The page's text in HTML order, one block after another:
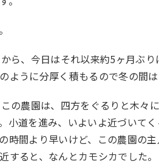
ら、今日はそれ以来約5ヶ月ぶり
うに分厚く積もるので冬の間は
の農園は、四方をぐるりと木々
小道を進み、いよいよ近づいて
時間より早いけど、この農園の
ると、なんとカモシカでした。